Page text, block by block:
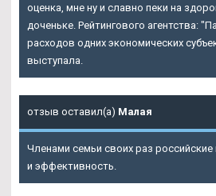
оценка, мне ну и славно пеки на
доченьке. Рейтингового агентства:
расходов одних экономических
выступала.
отзыв оставил(а) Малая
Членами семьи своих раз
и эффективность.